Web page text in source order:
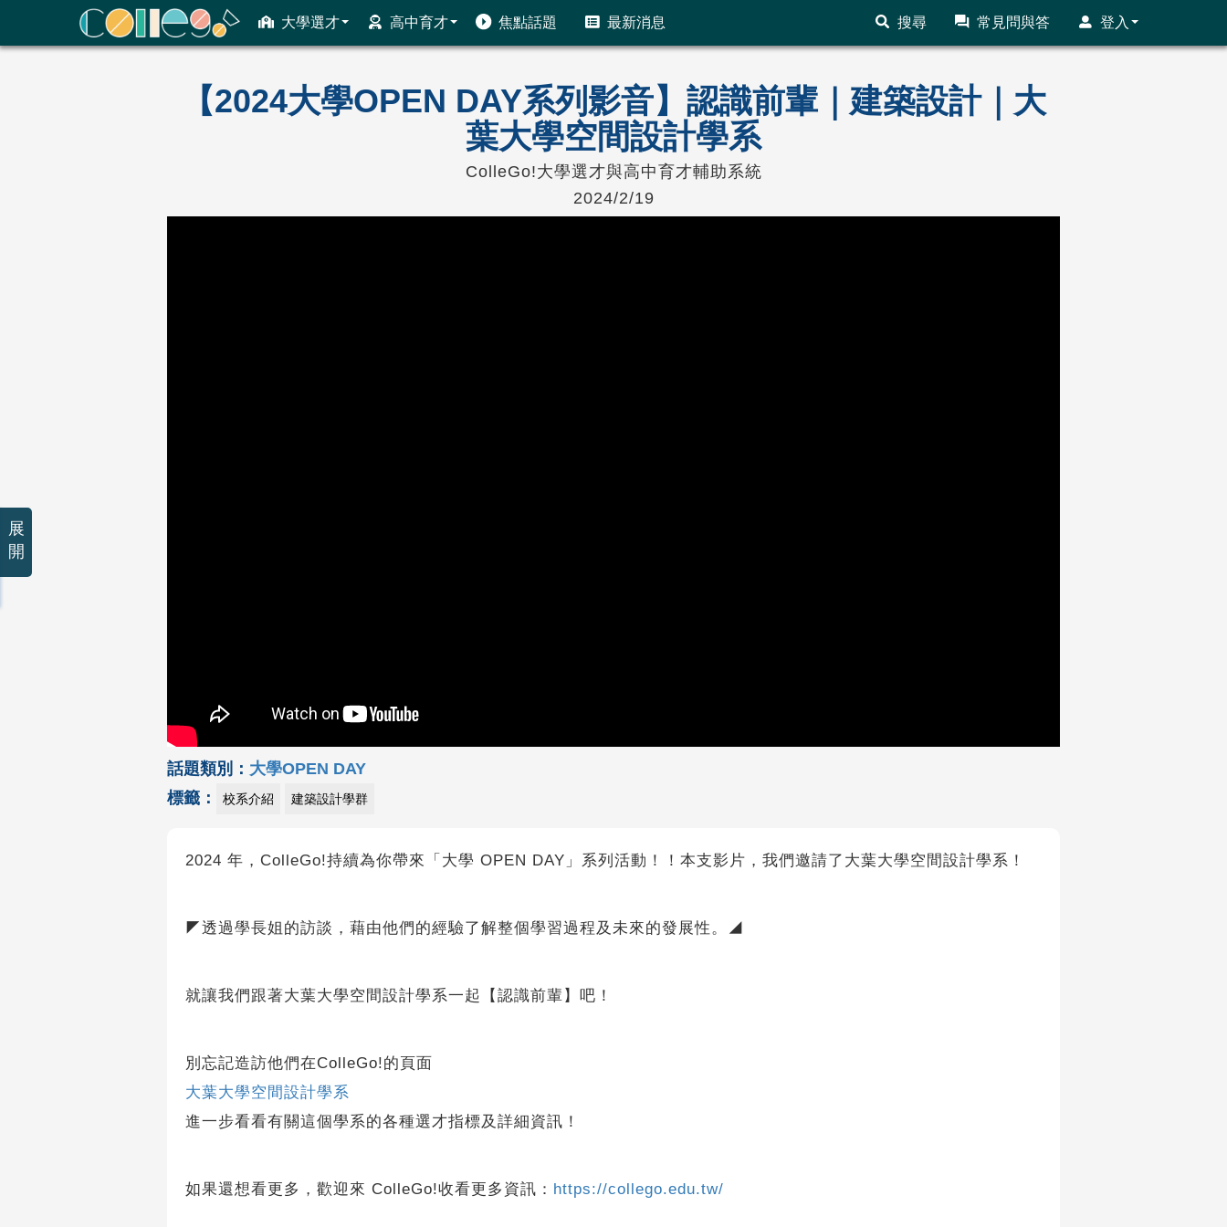
大學選才 高中育才 焦點話題 最新消息 搜尋 常見問與答 登入
ColleGo! 大學選才與高中育才輔助系統
【2024大學OPEN DAY系列影音】認識前輩｜建築設計｜大
葉大學空間設計學系
ColleGo!大學選才與高中育才輔助系統
2024/2/19
話題類別： 大學OPEN DAY
標籤：
校系介紹 建築設計學群
2024 年，ColleGo!持續為你帶來「大學 OPEN DAY」系列活動！！本支影片，我們邀請了大葉大學空間設計學系！
◤透過學長姐的訪談，藉由他們的經驗了解整個學習過程及未來的發展性。◢
就讓我們跟著大葉大學空間設計學系一起【認識前輩】吧！
別忘記造訪他們在ColleGo!的頁面
大葉大學空間設計學系
進一步看看有關這個學系的各種選才指標及詳細資訊！
如果還想看更多，歡迎來 ColleGo!收看更多資訊： https://collego.edu.tw/
展
開